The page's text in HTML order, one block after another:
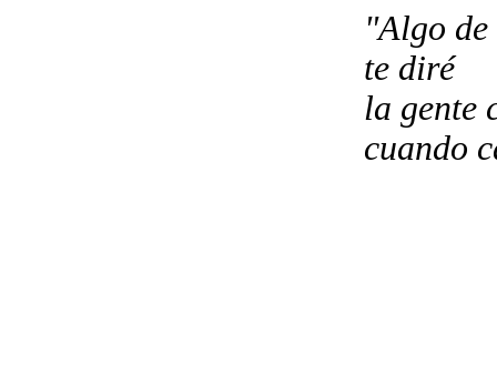
"Algo de gran
te diré
la gente
cuando cambia